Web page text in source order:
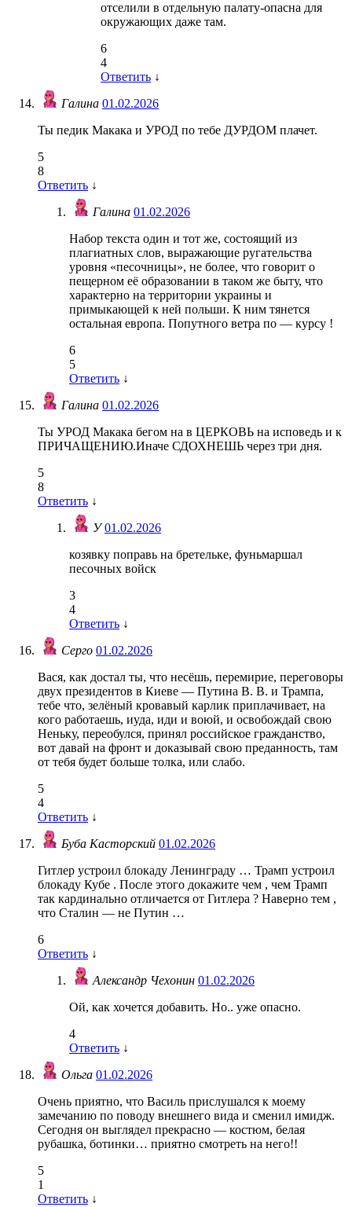
отселили в отдельную палату-опасна для
окружающих даже там.
6
4
Ответить ↓
Галина 01.02.2026
Ты педик Макака и УРОД по тебе ДУРДОМ плачет.
5
8
Ответить ↓
Галина 01.02.2026
Набор текста один и тот же, состоящий из
плагиатных слов, выражающие ругательства
уровня «песочницы», не более, что говорит о
пещерном её образовании в таком же быту, что
характерно на территории украины и
примыкающей к ней польши. К ним тянется
остальная европа. Попутного ветра по — курсу !
6
5
Ответить ↓
Галина 01.02.2026
Ты УРОД Макака бегом на в ЦЕРКОВЬ на исповедь и к
ПРИЧАЩЕНИЮ.Иначе СДОХНЕШЬ через три дня.
5
8
Ответить ↓
У01.02.2026
козявку поправь на бретельке, фуньмаршал
песочных войск
3
4
Ответить ↓
Серго 01.02.2026
Вася, как достал ты, что несёшь, перемирие, переговоры
двух президентов в Киеве — Путина В. В. и Трампа,
тебе что, зелёный кровавый карлик приплачивает, на
кого работаешь, иуда, иди и воюй, и освобождай свою
Неньку, переобулся, принял российское гражданство,
вот давай на фронт и доказывай свою преданность, там
от тебя будет больше толка, или слабо.
5
4
Ответить ↓
Буба Касторский 01.02.2026
Гитлер устроил блокаду Ленинграду … Трамп устроил
блокаду Кубе . После этого докажите чем , чем Трамп
так кардинально отличается от Гитлера ? Наверно тем ,
что Сталин — не Путин …
6
Ответить ↓
Александр Чехонин 01.02.2026
Ой, как хочется добавить. Но.. уже опасно.
4
Ответить ↓
Ольга 01.02.2026
Очень приятно, что Василь прислушался к моему
замечанию по поводу внешнего вида и сменил имидж.
Сегодня он выглядел прекрасно — костюм, белая
рубашка, ботинки… приятно смотреть на него!!
5
1
Ответить ↓